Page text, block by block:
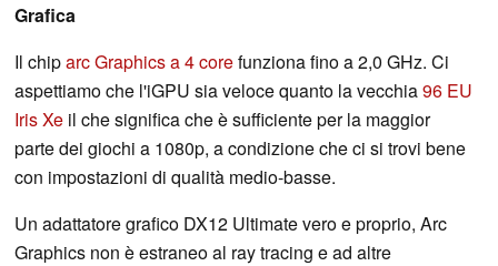
Grafica
Il chiparc Graphics a 4 corefunziona fino a 2,0 GHz. Ci
aspettiamo che l'iGPU sia veloce quanto la vecchia96 EU
Iris Xe il che significa che è sufficiente per la maggior
parte dei giochi a 1080p, a condizione che ci si trovi bene
con impostazioni di qualità medio-basse.
Un adattatore grafico DX12 Ultimate vero e proprio, Arc
Graphics non è estraneo al ray tracing e ad altre